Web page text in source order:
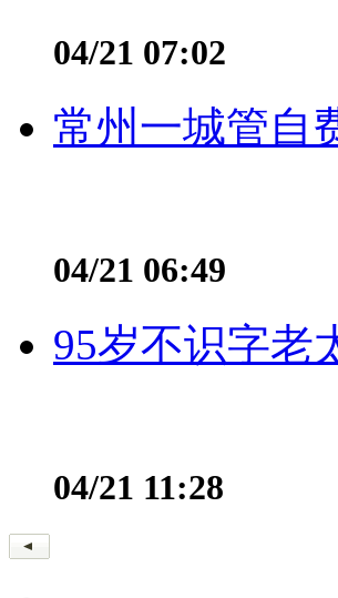
04/21 07:02
常州一城管自
04/21 06:49
95岁不识字老
04/21 11:28